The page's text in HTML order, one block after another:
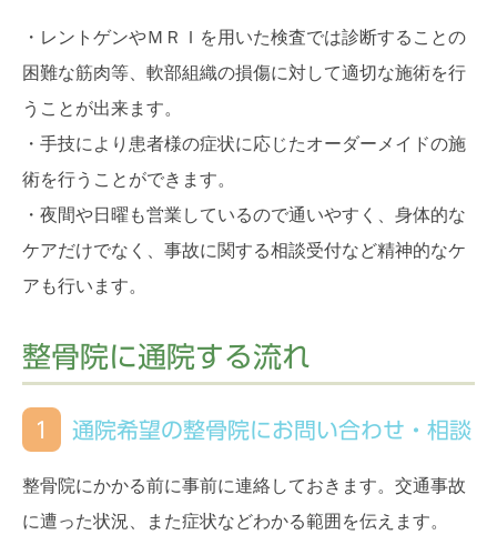
・レントゲンやＭＲＩを用いた検査では診断することの
困難な筋肉等、軟部組織の損傷に対して適切な施術を行
うことが出来ます。
・手技により患者様の症状に応じたオーダーメイドの施
術を行うことができます。
・夜間や日曜も営業しているので通いやすく、身体的な
ケアだけでなく、事故に関する相談受付など精神的なケ
アも行います。
整骨院に通院する流れ
1 通院希望の整骨院にお問い合わせ・相談
整骨院にかかる前に事前に連絡しておきます。交通事故
に遭った状況、また症状などわかる範囲を伝えます。